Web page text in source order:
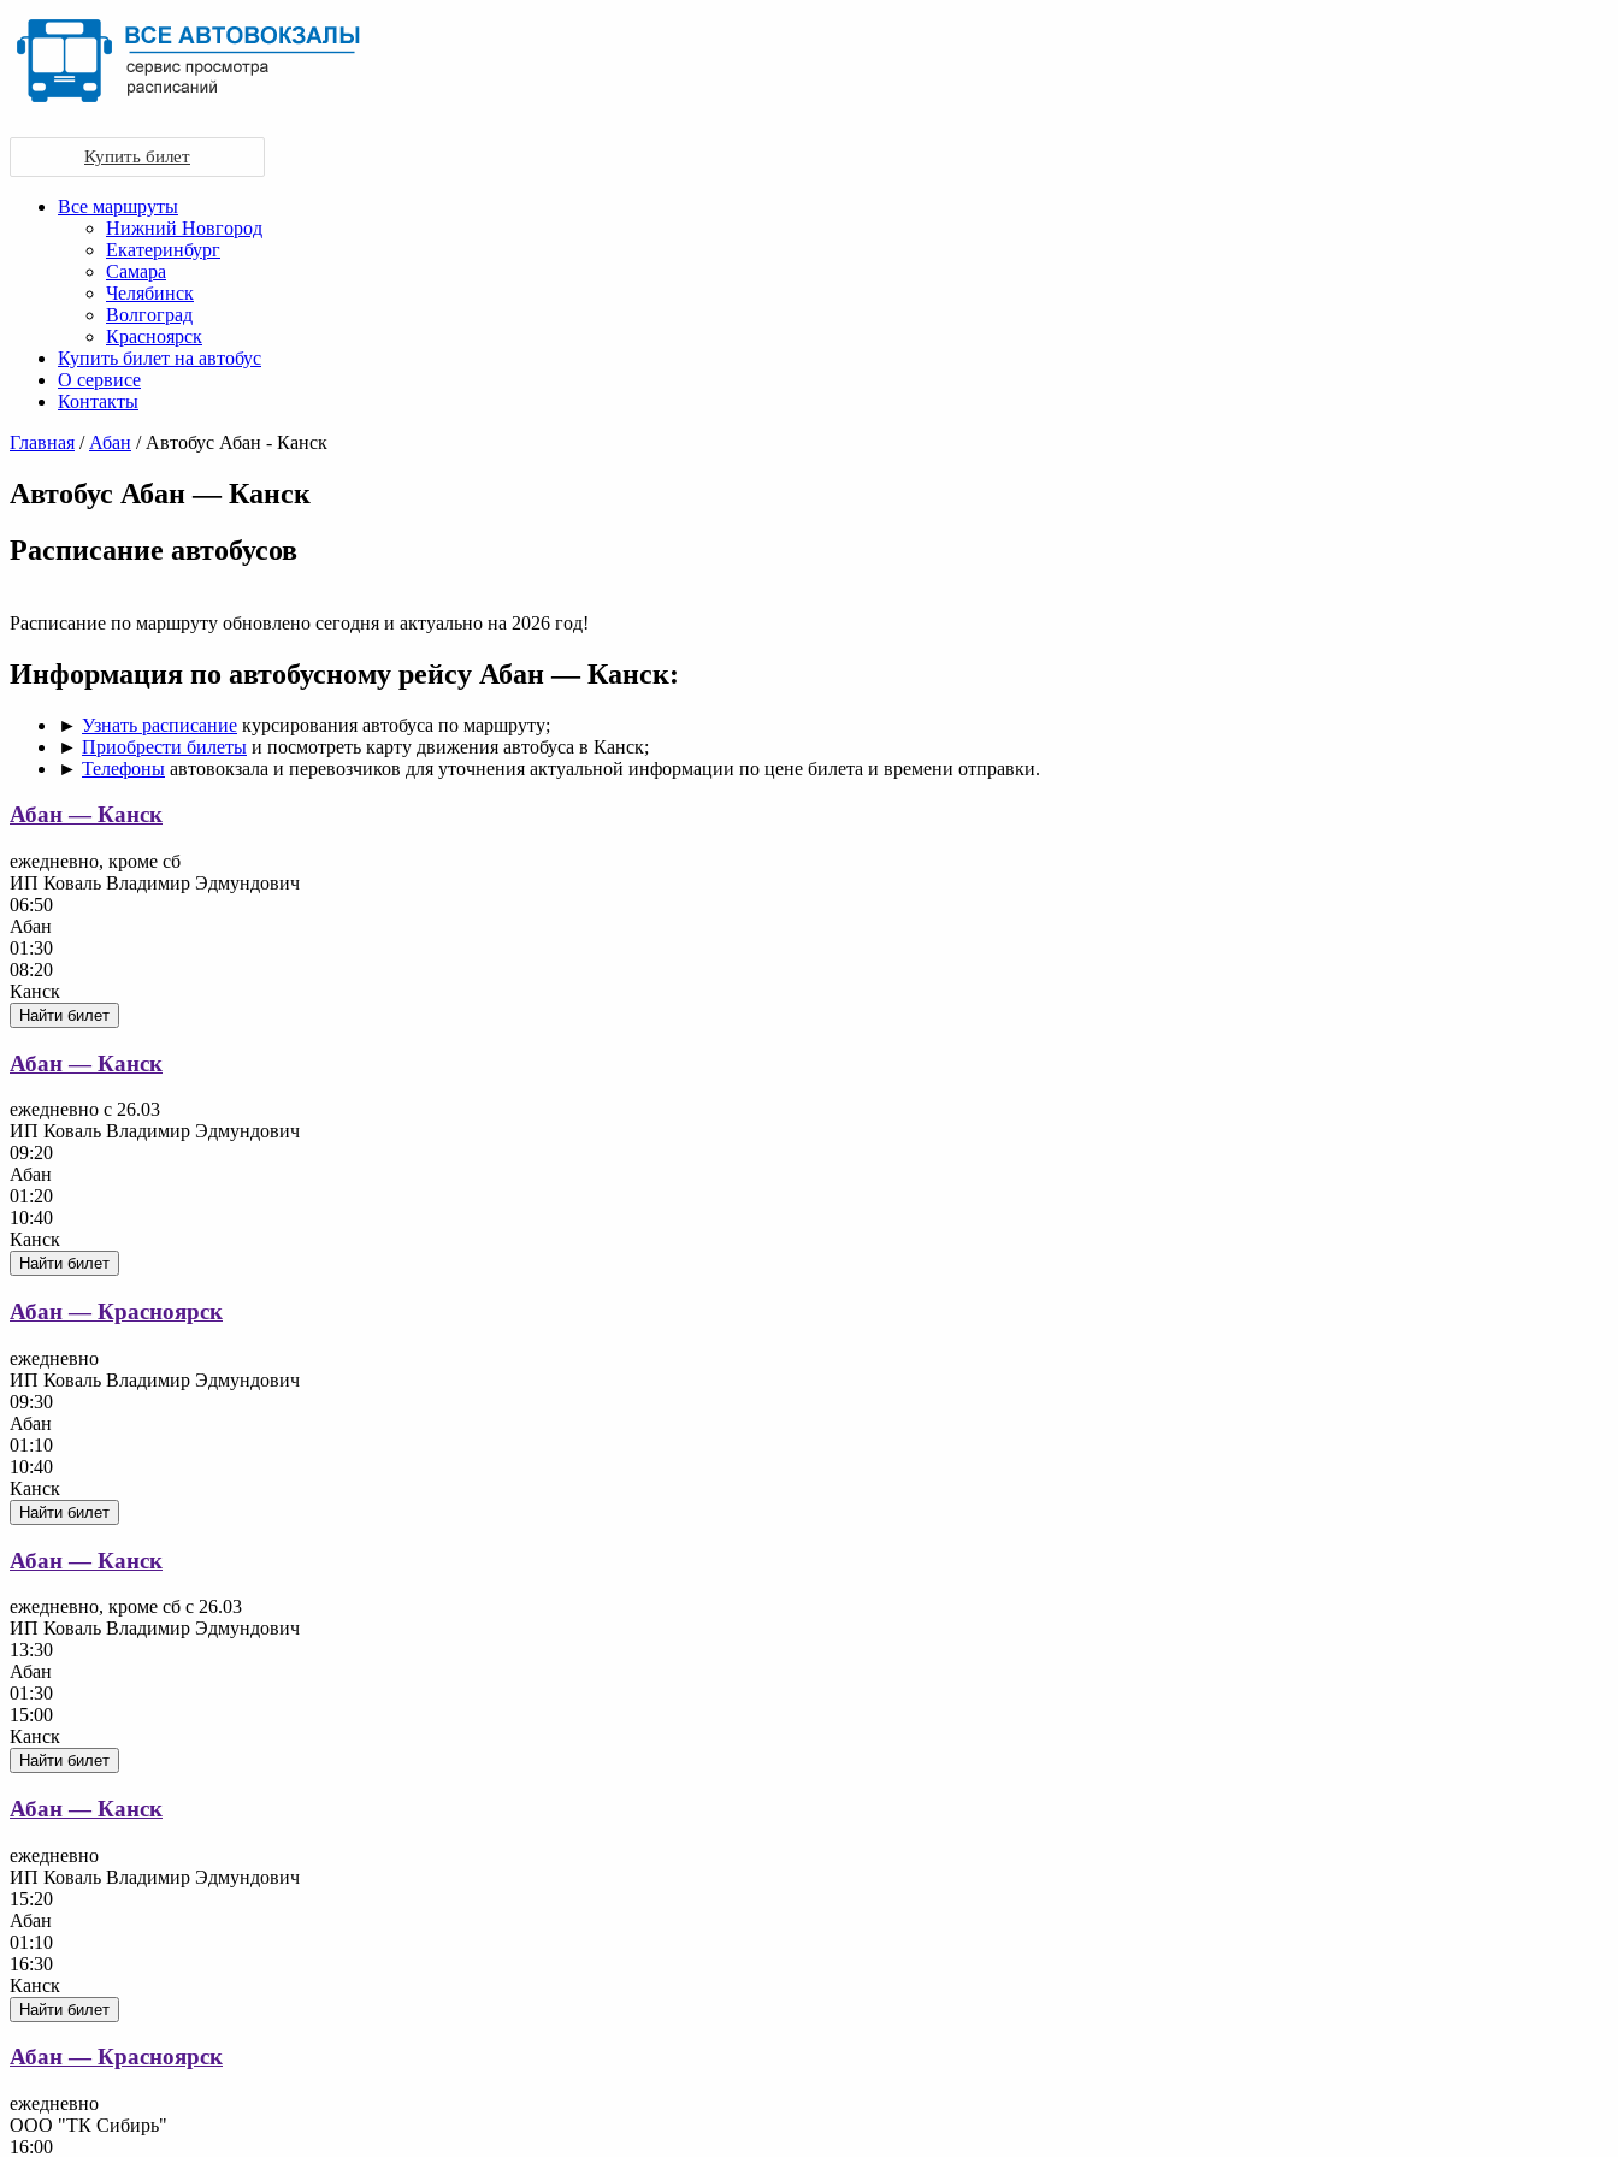
Купить билет
Все маршруты
Нижний Новгород
Екатеринбург
Самара
Челябинск
Волгоград
Красноярск
Купить билет на автобус
О сервисе
Контакты
Главная / Абан / Автобус Абан - Канск
Автобус Абан — Канск
Раcписание автобусов
Расписание по маршруту обновлено сегодня и актуально на 2026 год!
Информация по автобусному рейсу Абан — Канск:
► Узнать расписание курсирования автобуса по маршруту;
► Приобрести билеты и посмотреть карту движения автобуса в Канск;
► Телефоны автовокзала и перевозчиков для уточнения актуальной информации по цене билета и времени отправки.
Абан — Канск
ежедневно, кроме сб
ИП Коваль Владимир Эдмундович
06:50
Абан
01:30
08:20
Канск
Найти билет
Абан — Канск
ежедневно с 26.03
ИП Коваль Владимир Эдмундович
09:20
Абан
01:20
10:40
Канск
Найти билет
Абан — Красноярск
ежедневно
ИП Коваль Владимир Эдмундович
09:30
Абан
01:10
10:40
Канск
Найти билет
Абан — Канск
ежедневно, кроме сб с 26.03
ИП Коваль Владимир Эдмундович
13:30
Абан
01:30
15:00
Канск
Найти билет
Абан — Канск
ежедневно
ИП Коваль Владимир Эдмундович
15:20
Абан
01:10
16:30
Канск
Найти билет
Абан — Красноярск
ежедневно
ООО "ТК Сибирь"
16:00